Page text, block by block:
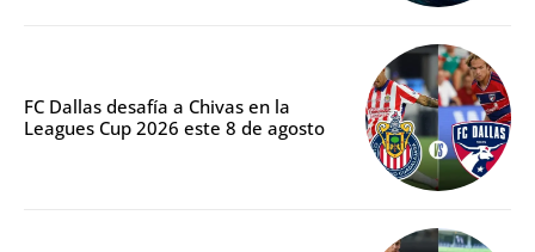
FC Dallas desafía a Chivas en la
Leagues Cup 2026 este 8 de agosto